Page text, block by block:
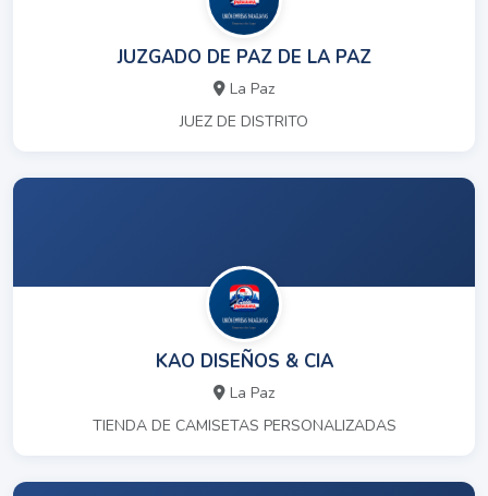
JUZGADO DE PAZ DE LA PAZ
La Paz
JUEZ DE DISTRITO
KAO DISEÑOS & CIA
La Paz
TIENDA DE CAMISETAS PERSONALIZADAS